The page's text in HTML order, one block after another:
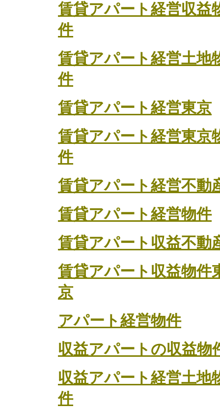
賃貸アパート経営収益
件
賃貸アパート経営土地
件
賃貸アパート経営東京
賃貸アパート経営東京
件
賃貸アパート経営不動
賃貸アパート経営物件
賃貸アパート収益不動
賃貸アパート収益物件
京
アパート経営物件
収益アパートの収益物
収益アパート経営土地
件